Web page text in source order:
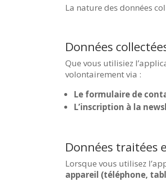
La nature des données
Données
Que vous utilisiez
volontairement via :
Le formulaire de
L’inscription à la
Données traitées
Lorsque vous utilisez
appareil (téléphone,